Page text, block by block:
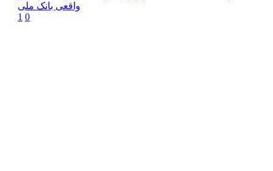
واقعی بانک ملی
1 0